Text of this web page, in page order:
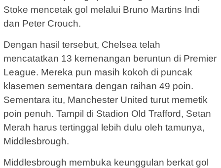
Stoke mencetak gol melalui Bruno Martins Indi
dan Peter Crouch.
Dengan hasil tersebut, Chelsea telah
mencatatkan 13 kemenangan beruntun di Premier
League. Mereka pun masih kokoh di puncak
klasemen sementara dengan raihan 49 poin.
Sementara itu, Manchester United turut memetik
poin penuh. Tampil di Stadion Old Trafford, Setan
Merah harus tertinggal lebih dulu oleh tamunya,
Middlesbrough.
Middlesbrough membuka keunggulan berkat gol